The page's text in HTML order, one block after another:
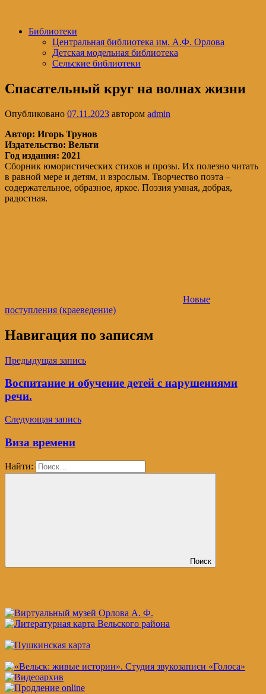
Библиотеки
Центральная библиотека им. А.Ф. Орлова
Детская модельная библиотека
Сельские библиотеки
Спасательный круг на волнах жизни
Опубликовано 07.11.2023 автором admin
Автор: Игорь Трунов
Издательство: Вельти
Год издания: 2021
Сборник юмористических стихов и прозы. Их полезно читать
в равной мере и детям, и взрослым. Творчество поэта –
содержательное, образное, яркое. Поэзия умная, добрая,
радостная.
Новые
поступления (краеведение)
Навигация по записям
Предыдущая запись
Воспитание и обучение детей с нарушениями
речи.
Следующая запись
Виза времени
Найти:
Поиск